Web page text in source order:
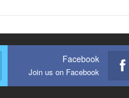
Facebook
Join us on Facebook